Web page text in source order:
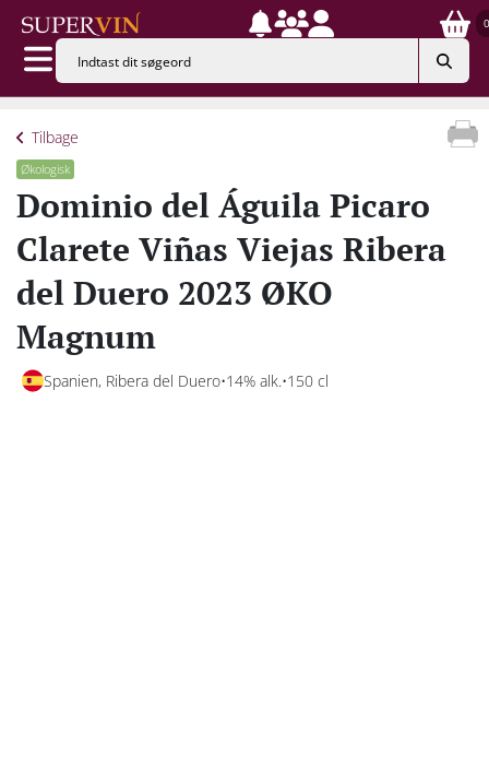
0
Tilbage
Økologisk
Dominio del Águila Picaro
Clarete Viñas Viejas Ribera
del Duero 2023 ØKO
Magnum
Spanien, Ribera del Duero 14% alk. 150 cl